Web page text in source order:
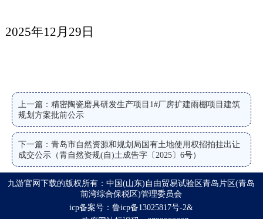
2025年12月 29 日
上一篇：精密陶瓷磨具研发生产项目1#厂房扩建雨棚项目建筑
规划方案批前公示
下一篇：青岛市自然资源和规划局国有土地使用权招拍挂出让
成交公示（青自然资规(自)土成告字〔2025〕6号）
九游官网下载的版权所有：中国(山东)自由贸易试验区青岛片区(青岛
前湾综合保税区)管理委员会
icp备案号：鲁icp备13025817号-2&